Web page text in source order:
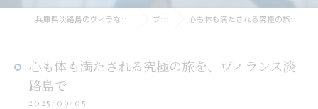
兵庫県淡路島のヴィラならヴィランス淡路島 ブログ 心も体も満たされる究極の旅を、ヴィランス淡路島で
心も体も満たされる究極の旅を、ヴィランス淡
路島で
2025/09/05